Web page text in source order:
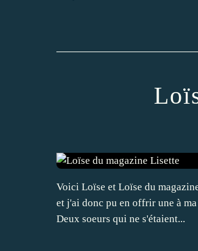
Voici Loïse et Loïse du
et j'ai donc pu en offrir une à
Deux soeurs qui ne s'étaient...